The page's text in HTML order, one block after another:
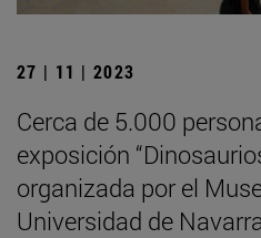
27 | 11 | 2023
Cerca de 5.000
exposición
organizada por el
Universidad de Navarra